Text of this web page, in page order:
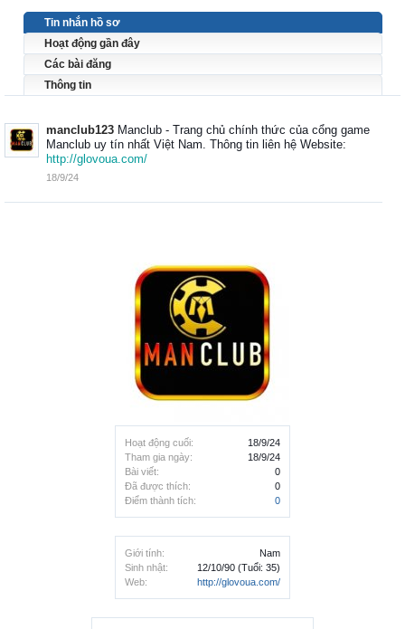
Hoạt động cuối:
18/9/24
Tham gia ngày:
18/9/24
Bài viết:
0
Đã được thích:
0
Điểm thành tích:
0
Giới tính:
Nam
Sinh nhật:
12/10/90 (Tuổi: 35)
Web:
http://glovoua.com/
Tin nhắn hồ sơ
Hoạt động gần đây
Các bài đăng
Thông tin
manclub123 Manclub - Trang chủ chính thức của cổng game
Manclub uy tín nhất Việt Nam. Thông tin liên hệ Website:
http://glovoua.com/
18/9/24